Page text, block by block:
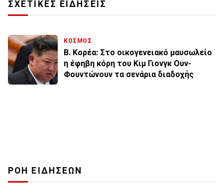
ΣΧΕΤΙΚΕΣ ΕΙΔΗΣΕΙΣ
ΚΟΣΜΟΣ
Β. Κορέα: Στο οικογενειακό μαυσωλείο
η έφηβη κόρη του Κιμ Γιονγκ Ουν-
Φουντώνουν τα σενάρια διαδοχής
ΡΟΗ ΕΙΔΗΣΕΩΝ